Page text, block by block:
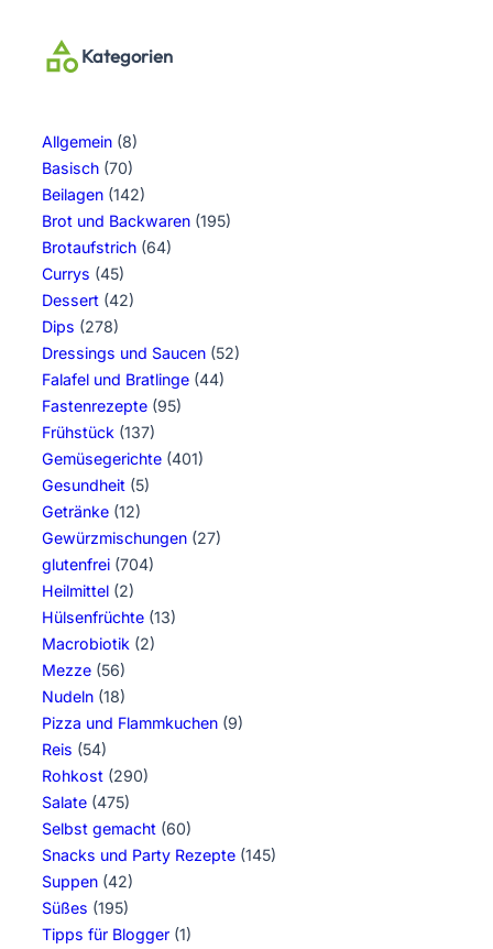
Kategorien
Allgemein (8)
Basisch (70)
Beilagen (142)
Brot und Backwaren (195)
Brotaufstrich (64)
Currys (45)
Dessert (42)
Dips (278)
Dressings und Saucen (52)
Falafel und Bratlinge (44)
Fastenrezepte (95)
Frühstück (137)
Gemüsegerichte (401)
Gesundheit (5)
Getränke (12)
Gewürzmischungen (27)
glutenfrei (704)
Heilmittel (2)
Hülsenfrüchte (13)
Macrobiotik (2)
Mezze (56)
Nudeln (18)
Pizza und Flammkuchen (9)
Reis (54)
Rohkost (290)
Salate (475)
Selbst gemacht (60)
Snacks und Party Rezepte (145)
Suppen (42)
Süßes (195)
Tipps für Blogger (1)